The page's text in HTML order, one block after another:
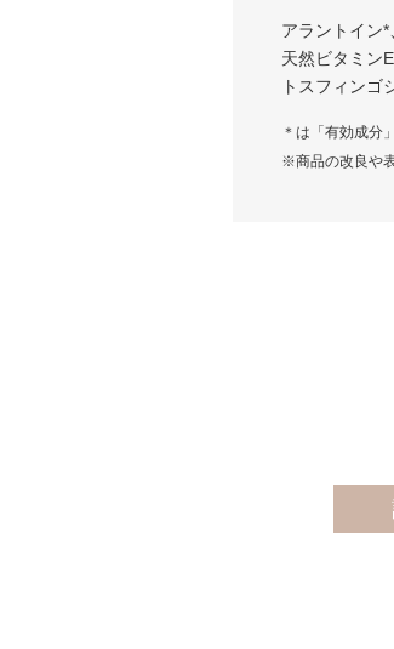
アラントイン
天然ビタミン
トスフィンゴ
＊は「有効成分
※商品の改良や